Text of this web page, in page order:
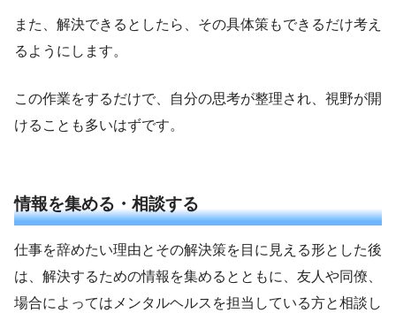
また、解決できるとしたら、その具体策もできるだけ考え
るようにします。
この作業をするだけで、自分の思考が整理され、視野が開
けることも多いはずです。
情報を集める・相談する
仕事を辞めたい理由とその解決策を目に見える形とした後
は、解決するための情報を集めるとともに、友人や同僚、
場合によってはメンタルヘルスを担当している方と相談し